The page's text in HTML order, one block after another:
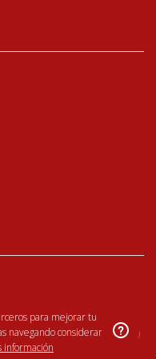
para mejorar tu
navegando consideramos
información
×